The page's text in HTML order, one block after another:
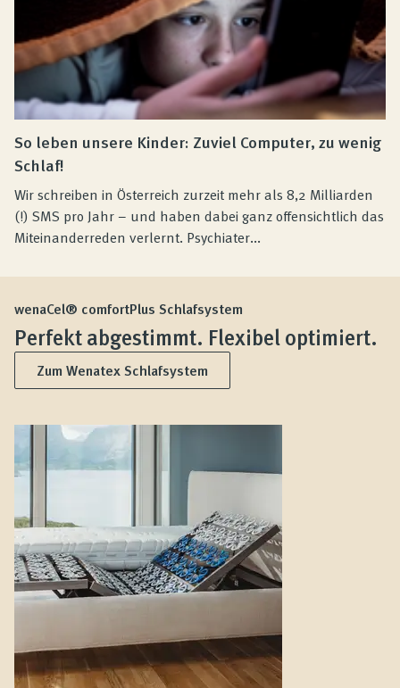
So leben unsere Kinder: Zuviel Computer, zu wenig
Schlaf!
Wir schreiben in Österreich zurzeit mehr als 8,2 Milliarden
(!) SMS pro Jahr – und haben dabei ganz offensichtlich das
Miteinanderreden verlernt. Psychiater...
wenaCel® comfortPlus Schlafsystem
Perfekt abgestimmt. Flexibel optimiert.
Zum Wenatex Schlafsystem